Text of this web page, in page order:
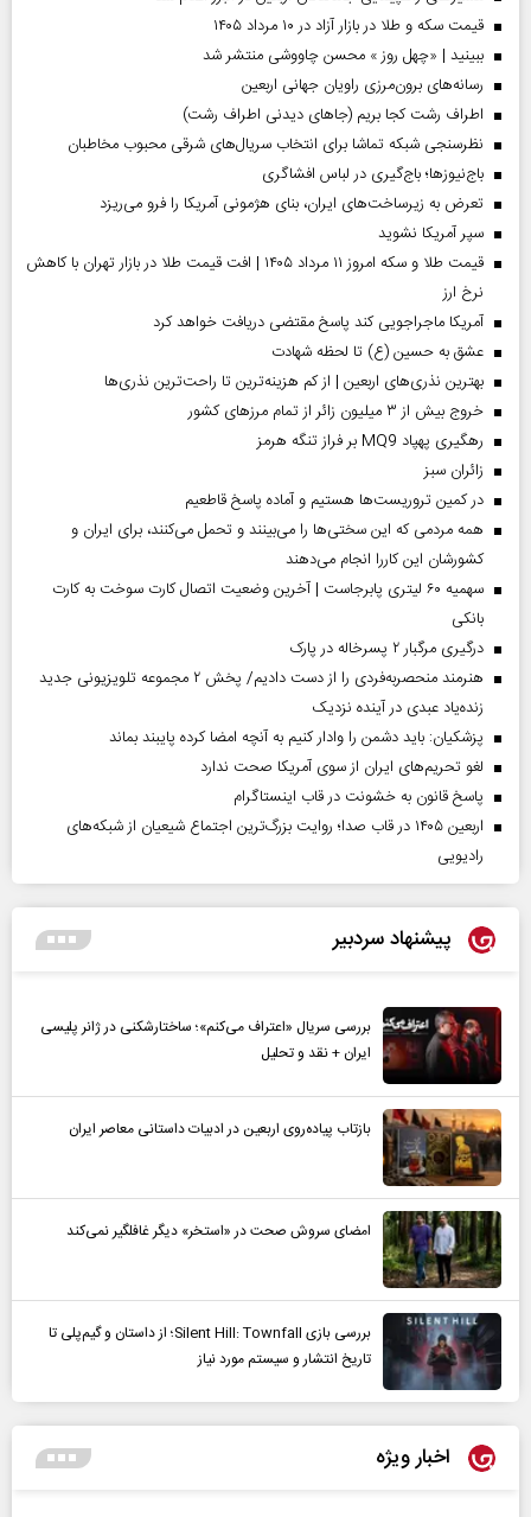
قیمت سکه و طلا در بازار آزاد در ۱۰ مرداد ۱۴۰۵
ببینید | «چهل روز » محسن چاووشی منتشر شد
رسانه‌های برون‌مرزی راویان جهانی اربعین
اطراف رشت کجا بریم (جاهای دیدنی اطراف رشت)
نظرسنجی شبکه تماشا برای انتخاب سریال‌های شرقی محبوب مخاطبان
باج‌نیوزها؛ باج‌گیری در لباس افشاگری
تعرض به زیرساخت‌های ایران، بنای هژمونی آمریکا را فرو می‌ریزد
سپر آمریکا نشوید
قیمت طلا و سکه امروز ۱۱ مرداد ۱۴۰۵ | افت قیمت طلا در بازار تهران با کاهش
نرخ ارز
آمریکا ماجراجویی کند پاسخ مقتضی دریافت خواهد کرد
عشق به حسین (ع) تا لحظه شهادت
بهترین نذری‌های اربعین | از کم هزینه‌ترین تا راحت‌ترین نذری‌ها
خروج بیش از ۳ میلیون زائر از تمام مرز‌های کشور
رهگیری پهپاد MQ9 بر فراز تنگه هرمز
‌زائران سبز
در کمین تروریست‌ها هستیم و آماده پاسخ قاطعیم
همه مردمی که این سختی‌ها را می‌بینند و تحمل می‌کنند، برای ایران و
کشورشان این کاررا انجام می‌دهند
سهمیه ۶۰ لیتری پابرجاست | آخرین وضعیت اتصال کارت سوخت به کارت
بانکی
درگیری مرگبار ۲ پسرخاله در پارک
هنرمند منحصر‌به‌فردی را از دست دادیم/ پخش ۲ مجموعه تلویزیونی جدید
زنده‌یاد عبدی در آینده نزدیک
پزشکیان: باید دشمن را وادار کنیم به آنچه امضا کرده پایبند بماند
لغو تحریم‌های ایران از سوی آمریکا صحت ندارد
پاسخ قانون به خشونت در قاب اینستاگرام
اربعین ۱۴۰۵ در قاب صدا؛ روایت بزرگ‌ترین اجتماع شیعیان از شبکه‌های
رادیویی
پیشنهاد سردبیر
بررسی سریال «اعتراف می‌کنم»؛ ساختارشکنی در ژانر پلیسی
ایران + نقد و تحلیل
بازتاب پیاده‌روی اربعین در ادبیات داستانی معاصر ایران
امضای سروش صحت در «استخر» دیگر غافلگیر نمی‌کند
بررسی بازی Silent Hill: Townfall؛ از داستان و گیم‌پلی تا
تاریخ انتشار و سیستم مورد نیاز
اخبار ویژه